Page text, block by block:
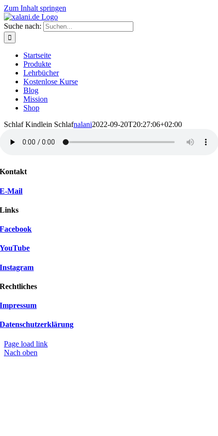
Zum Inhalt springen
Suche nach:
Startseite
Produkte
Lehrbücher
Kostenlose Kurse
Blog
Mission
Shop
Schlaf Kindlein Schlafnalani2022-09-20T20:27:06+02:00
Kontakt
E-Mail
Links
Facebook
YouTube
Instagram
Rechtliches
Impressum
Datenschutzerklärung
Page load link
Nach oben